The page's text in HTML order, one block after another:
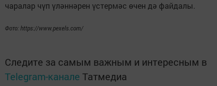
чаралар чүп үләннәрен үстермәс өчен дә файдалы.
Фото: https://www.pexels.com/
Следите за самым важным и интересным в
Telegram-канале Татмедиа